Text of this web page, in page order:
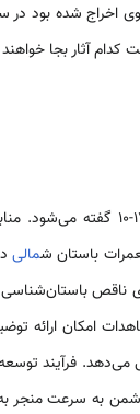
کدام آثار بجا
دوره فئودالیزم در
باستان شمالی
ناقص
امکان ارائه
فرآیند
به سرعت منجر به